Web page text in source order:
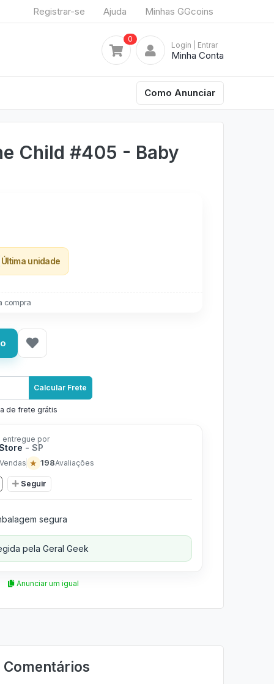
Registrar-se Ajuda Minhas GGcoins
0
Login | Entrar
Minha Conta
Como Anunciar
Child #405 - Baby
Última unidade
compra
Calcular Frete
de frete grátis
entregue por
- SP
★ 198Avaliações
Seguir
segura
pela Geral Geek
Anunciar um igual
Comentários